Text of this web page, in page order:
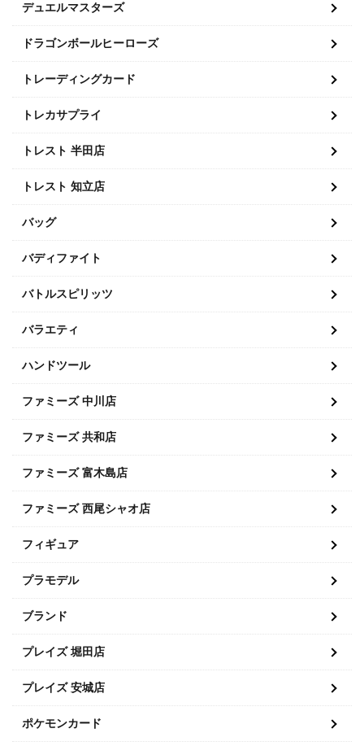
デュエルマスターズ
ドラゴンボールヒーローズ
トレーディングカード
トレカサプライ
トレスト 半田店
トレスト 知立店
バッグ
バディファイト
バトルスピリッツ
バラエティ
ハンドツール
ファミーズ 中川店
ファミーズ 共和店
ファミーズ 富木島店
ファミーズ 西尾シャオ店
フィギュア
プラモデル
ブランド
プレイズ 堀田店
プレイズ 安城店
ポケモンカード